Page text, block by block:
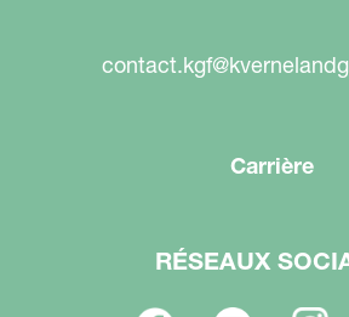
Carrière
RÉSEAUX